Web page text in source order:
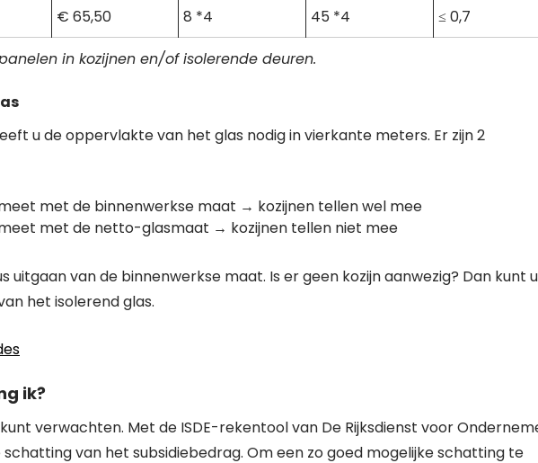
€ 65,50 8 *4 45 *4 ≤ 0,7
in kozijnen en/of isolerende deuren.
u de oppervlakte van het glas nodig in vierkante meters. Er zijn 2
met de binnenwerkse maat → kozijnen tellen wel mee
met de netto-glasmaat → kozijnen tellen niet mee
uitgaan van de binnenwerkse maat. Is er geen kozijn aanwezig? Dan kunt u
het isolerend glas.
ik?
verwachten. Met de ISDE-rekentool van De Rijksdienst voor
van het subsidiebedrag. Om een zo goed mogelijke schatting te